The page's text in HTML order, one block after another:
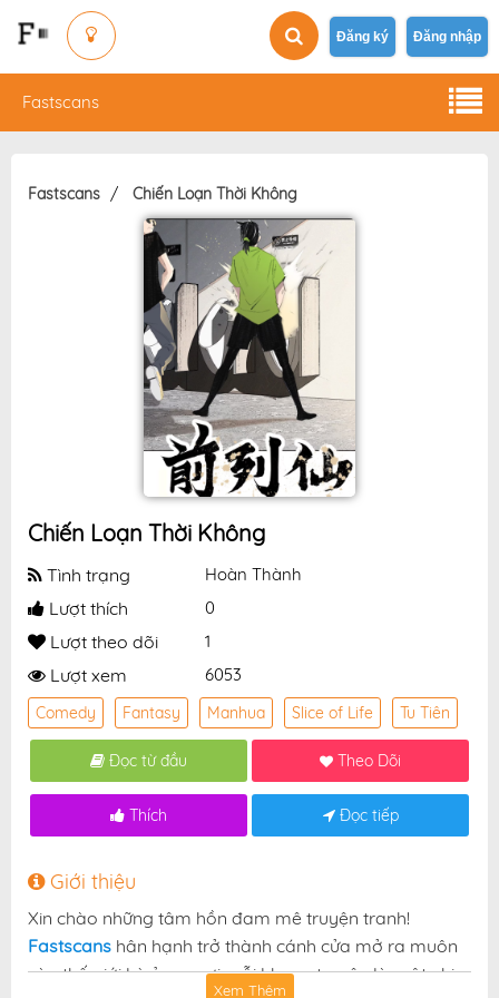
Đăng ký Đăng nhập
Fastscans
Fastscans Chiến Loạn Thời Không
Chiến Loạn Thời Không
Tình trạng Hoàn Thành
Lượt thích 0
Lượt theo dõi 1
Lượt xem 6053
Comedy Fantasy Manhua Slice of Life Tu Tiên
Đọc từ đầu Theo Dõi
Thích Đọc tiếp
Giới thiệu
Xin chào những tâm hồn đam mê truyện tranh!
Fastscans hân hạnh trở thành cánh cửa mở ra muôn
vàn thế giới kỳ ảo — nơi mỗi khung truyện là một nhịp
Xem Thêm